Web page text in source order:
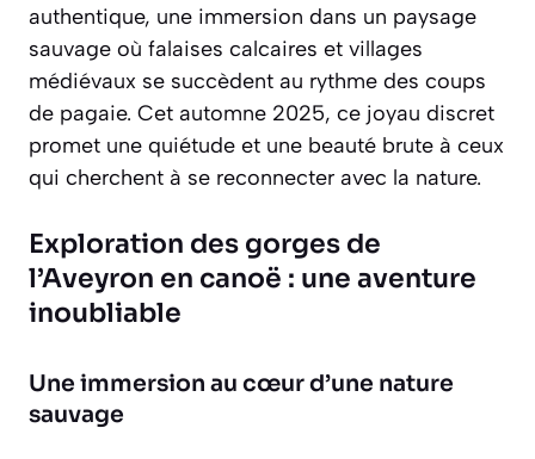
authentique, une immersion dans un paysage
sauvage où falaises calcaires et villages
médiévaux se succèdent au rythme des coups
de pagaie. Cet automne 2025, ce joyau discret
promet une quiétude et une beauté brute à ceux
qui cherchent à se reconnecter avec la nature.
Exploration des gorges de
l’Aveyron en canoë : une aventure
inoubliable
Une immersion au cœur d’une nature
sauvage